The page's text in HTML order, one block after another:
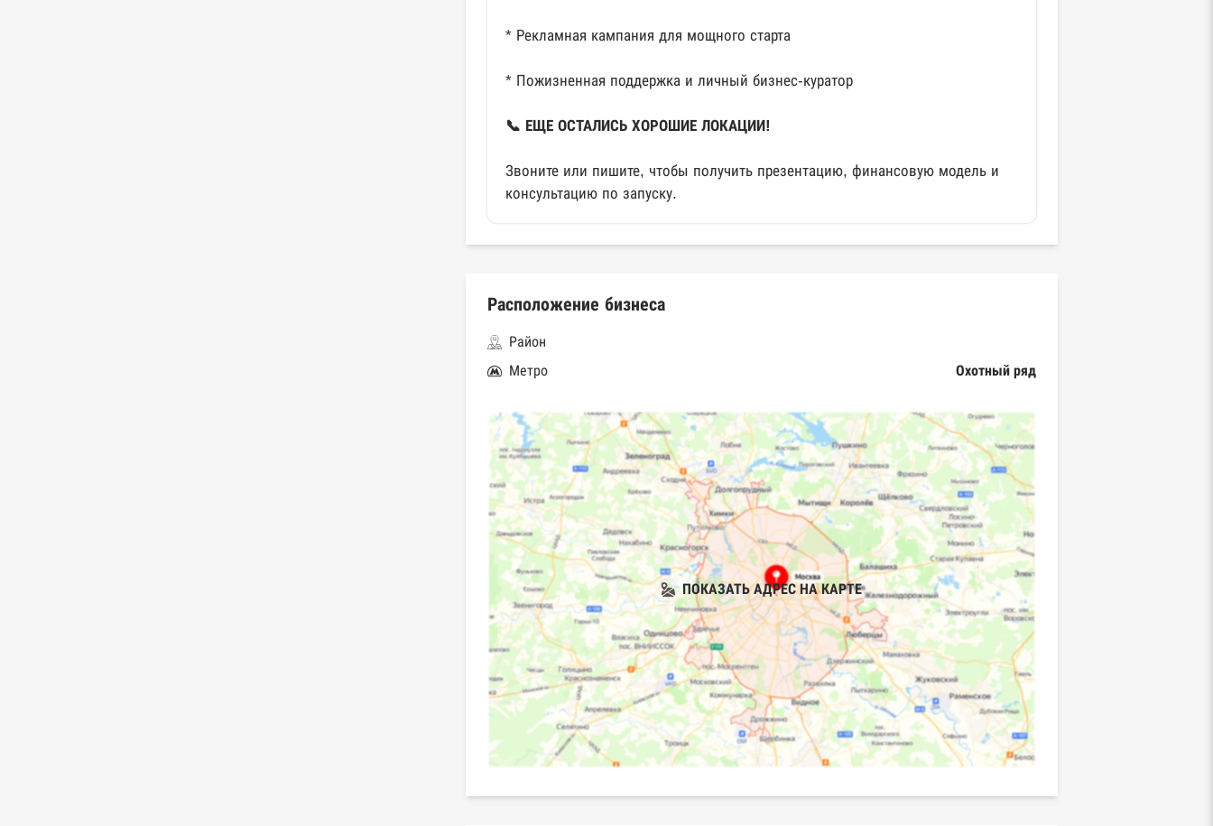
* Рекламная кампания для мощного старта
* Пожизненная поддержка и личный бизнес-куратор
📞 ЕЩЕ ОСТАЛИСЬ ХОРОШИЕ ЛОКАЦИИ!
Звоните или пишите, чтобы получить презентацию, финансовую модель и
консультацию по запуску.
Расположение бизнеса
Район
Метро
Охотный ряд
ПОКАЗАТЬ АДРЕС НА КАРТЕ